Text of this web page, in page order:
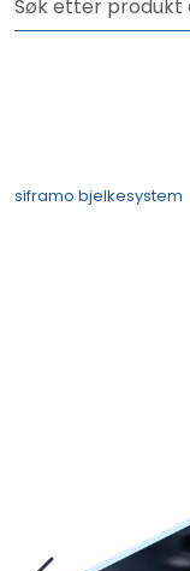
Skip to main
siframo bjelkesystem